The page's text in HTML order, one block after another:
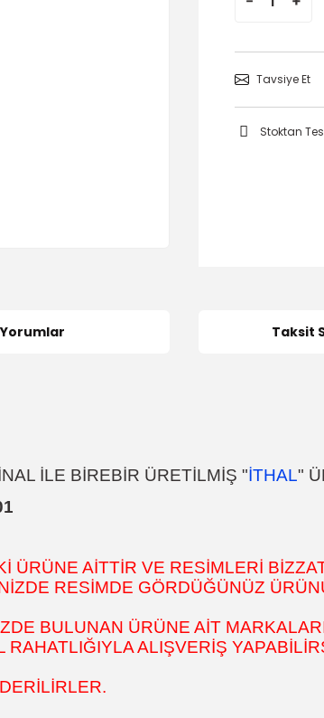
Tavsiye Et
Stoktan
Yorumlar Taksit
İLE BİREBİR ÜRETİLMİŞ "İTHAL"
ÜRÜNE AİTTİR VE RESİMLERİ
RESİMDE GÖRDÜĞÜNÜZ
BULUNAN ÜRÜNE AİT
ALIŞVERİŞ